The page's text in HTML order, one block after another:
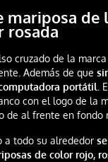
mariposa de
rosada
cruzado de la
Además de que
portátil.
con el logo de la
de al frente en fondo
a todo su alrededor
de color rojo,